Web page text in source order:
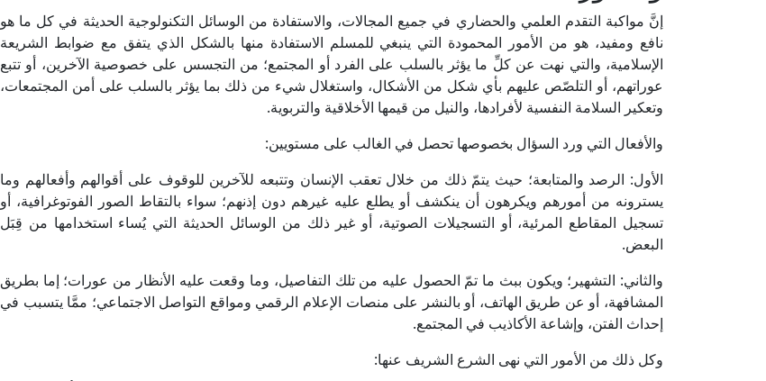
إنَّ مواكبة التقدم العلمي والحضاري في جميع المجالات، والاستفادة من الوسائل التكنولوجية الحديثة في كل ما هو
نافع ومفيد، هو من الأمور المحمودة التي ينبغي للمسلم الاستفادة منها بالشكل الذي يتفق مع ضوابط الشريعة
الإسلامية، والتي نهت عن كلِّ ما يؤثر بالسلب على الفرد أو المجتمع؛ من التجسس على خصوصية الآخرين، أو تتبع
عوراتهم، أو التلصّص عليهم بأي شكل من الأشكال، واستغلال شيء من ذلك بما يؤثر بالسلب على أمن المجتمعات،
وتعكير السلامة النفسية لأفرادها، والنيل من قيمها الأخلاقية والتربوية.
والأفعال التي ورد السؤال بخصوصها تحصل في الغالب على مستويين:
الأول: الرصد والمتابعة؛ حيث يتمّ ذلك من خلال تعقب الإنسان وتتبعه للآخرين للوقوف على أقوالهم وأفعالهم وما
يسترونه من أمورهم ويكرهون أن ينكشف أو يطلع عليه غيرهم دون إذنهم؛ سواء بالتقاط الصور الفوتوغرافية، أو
تسجيل المقاطع المرئية، أو التسجيلات الصوتية، أو غير ذلك من الوسائل الحديثة التي يُساء استخدامها من قِبَل
البعض.
والثاني: التشهير؛ ويكون ببث ما تمّ الحصول عليه من تلك التفاصيل، وما وقعت عليه الأنظار من عورات؛ إما بطريق
المشافهة، أو عن طريق الهاتف، أو بالنشر على منصات الإعلام الرقمي ومواقع التواصل الاجتماعي؛ ممَّا يتسبب في
إحداث الفتن، وإشاعة الأكاذيب في المجتمع.
وكل ذلك من الأمور التي نهى الشرع الشريف عنها: